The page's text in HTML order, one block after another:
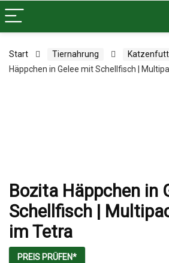
Start Tiernahrung
Häppchen in Gelee mit Schellfisch |
Bozita Häppchen in
Schellfisch |
im Tetra
PREIS PRÜFEN*